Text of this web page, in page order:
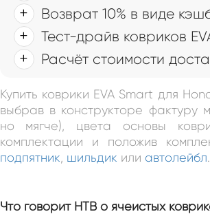
Возврат 10% в виде
Тест-драйв ковриков
Расчёт стоимости
Купить коврики EVA Smart для
выбрав в конструкторе фактуру
но мягче), цвета основы
комплектации и положив
подпятник шильдик или автолейбл.
Что говорит НТВ о ячеистых